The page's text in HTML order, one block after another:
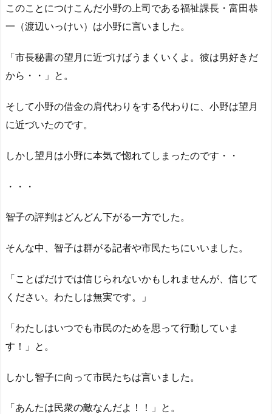
このことにつけこんだ小野の上司である福祉課長・富田恭
一（渡辺いっけい）は小野に言いました。
「市長秘書の望月に近づけばうまくいくよ。彼は男好きだ
から・・」と。
そして小野の借金の肩代わりをする代わりに、小野は望月
に近づいたのです。
しかし望月は小野に本気で惚れてしまったのです・・
・・・
智子の評判はどんどん下がる一方でした。
そんな中、智子は群がる記者や市民たちにいいました。
「ことばだけでは信じられないかもしれませんが、信じて
ください。わたしは無実です。」
「わたしはいつでも市民のためを思って行動していま
す！」と。
しかし智子に向って市民たちは言いました。
「あんたは民衆の敵なんだよ！！」と。